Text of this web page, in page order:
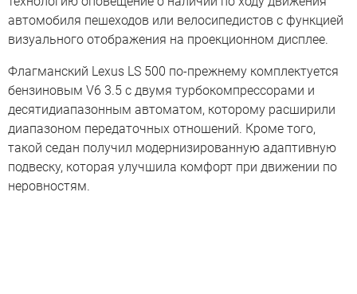
автомобиля пешеходов или велосипедистов с функцией
визуального отображения на проекционном дисплее.
Флагманский Lexus LS 500 по-прежнему комплектуется
бензиновым V6 3.5 с двумя турбокомпрессорами и
десятидиапазонным автоматом, которому расширили
диапазоном передаточных отношений. Кроме того,
такой седан получил модернизированную адаптивную
подвеску, которая улучшила комфорт при движении по
неровностям.